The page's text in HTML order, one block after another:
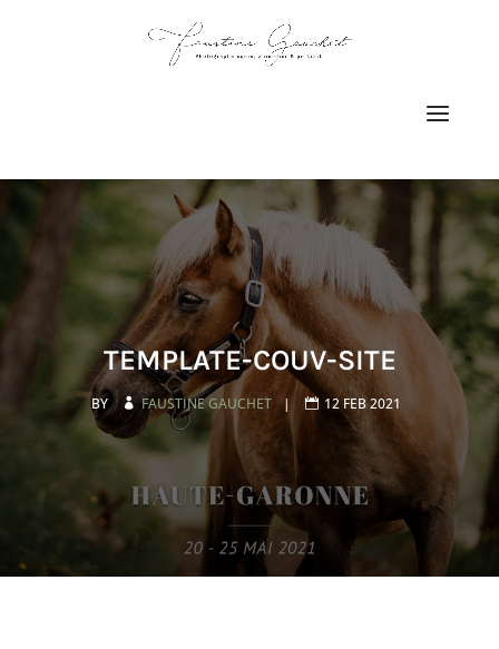
TEMPLATE-COUV-SITE
BY FAUSTINE GAUCHET | 12 FEB 2021